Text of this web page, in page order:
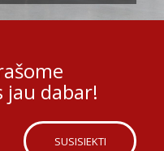
jau dabar!
SUSISIEKTI